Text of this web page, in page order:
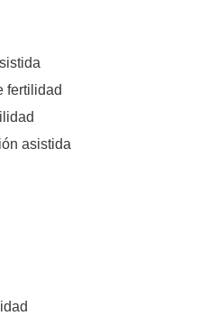
fertilidad
asistida